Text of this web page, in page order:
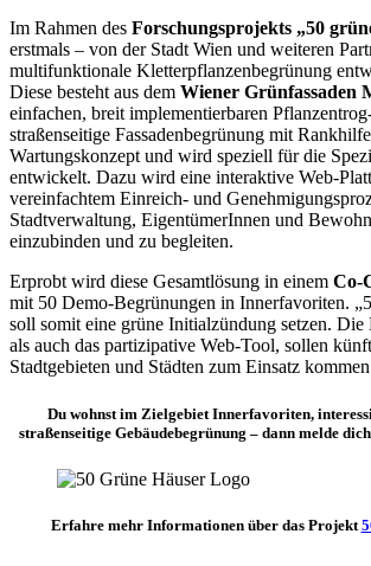
Im Rahmen des Forschungsprojekts „50
erstmals – von der Stadt Wien und weiteren
multifunktionale Kletterpflanzenbegrünung
Diese besteht aus dem Wiener Grünfassaden
einfachen, breit implementierbaren
straßenseitige Fassadenbegrünung mit
Wartungskonzept und wird speziell für die
entwickelt. Dazu wird eine interaktive Web-
vereinfachtem Einreich- und
Stadtverwaltung, EigentümerInnen und
einzubinden und zu begleiten.
Erprobt wird diese Gesamtlösung in einem Co-
mit 50 Demo-Begrünungen in Innerfavoriten.
soll somit eine grüne Initialzündung setzen. Die
als auch das partizipative Web-Tool, sollen
Stadtgebieten und Städten zum Einsatz
Du wohnst im Zielgebiet Innerfavoriten,
straßenseitige Gebäudebegrünung – dann melde
Erfahre mehr Informationen über das Projekt